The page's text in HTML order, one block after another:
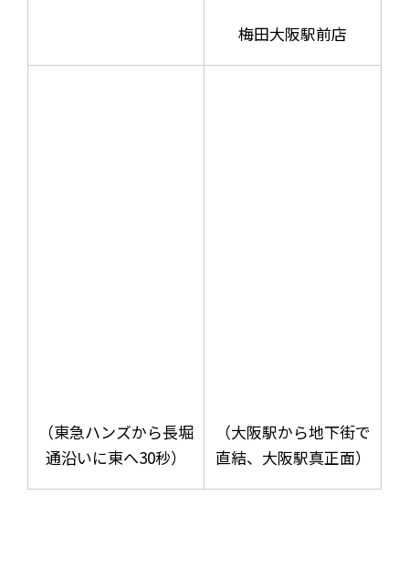
梅田大阪駅前店
（東急ハンズから長堀
通沿いに東へ30秒）
（大阪駅から地下街で
直結、大阪駅真正面）